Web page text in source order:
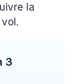
la
3